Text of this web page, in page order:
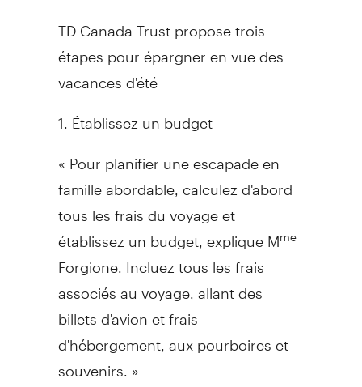
TD Canada Trust propose trois
étapes pour épargner en vue des
vacances d'été
1. Établissez un budget
« Pour planifier une escapade en
famille abordable, calculez d'abord
tous les frais du voyage et
établissez un budget, explique Mme
Forgione. Incluez tous les frais
associés au voyage, allant des
billets d'avion et frais
d'hébergement, aux pourboires et
souvenirs. »